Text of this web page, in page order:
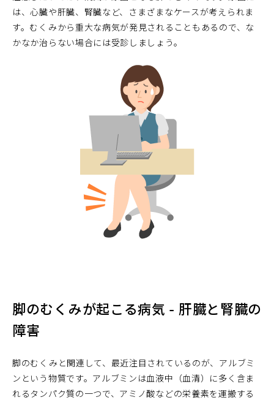
は、心臓や肝臓、腎臓など、さまざまなケースが考えられま
す。むくみから重大な病気が発見されることもあるので、な
かなか治らない場合には受診しましょう。
脚のむくみが起こる病気 - 肝臓と腎臓の
障害
脚のむくみと関連して、最近注目されているのが、アルブミ
ンという物質です。アルブミンは血液中（血清）に多く含ま
れるタンパク質の一つで、アミノ酸などの栄養素を運搬する